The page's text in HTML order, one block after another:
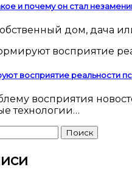
и почему он стал
собственный дом, дача
восприятие реальности
технологии…